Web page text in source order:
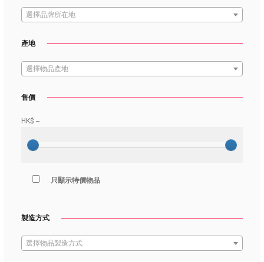
選擇品牌所在地
產地
選擇物品產地
售價
HK$ --
只顯示特價物品
製造方式
選擇物品製造方式